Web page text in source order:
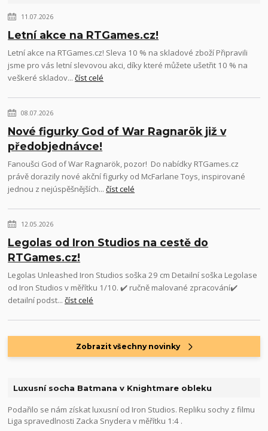
11.07.2026
Letní akce na RTGames.cz!
Letní akce na RTGames.cz! Sleva 10 % na skladové zboží Připravili
jsme pro vás letní slevovou akci, díky které můžete ušetřit 10 % na
veškeré skladov...číst celé
08.07.2026
Nové figurky God of War Ragnarök již v
předobjednávce!
Fanoušci God of War Ragnarök, pozor! Do nabídky RTGames.cz
právě dorazily nové akční figurky od McFarlane Toys, inspirované
jednou z nejúspěšnějších...číst celé
12.05.2026
Legolas od Iron Studios na cestě do
RTGames.cz!
Legolas Unleashed Iron Studios soška 29 cm Detailní soška Legolase
od Iron Studios v měřítku 1/10. ✔️ ručně malované zpracování✔️
detailní podst...číst celé
Zobrazit všechny novinky
Luxusní socha Batmana v Knightmare obleku
Podařilo se nám získat luxusní od Iron Studios. Repliku sochy z filmu
Liga spravedlnosti Zacka Snydera v měřítku 1:4 .